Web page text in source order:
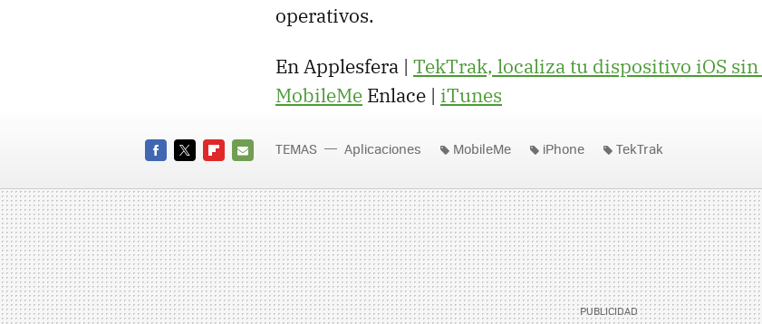
operativos.
En Applesfera | TekTrak, localiza tu dispositivo iOS
MobileMe Enlace | iTunes
MAIL
TEMAS Aplicaciones MobileMe iPhone TekTrak